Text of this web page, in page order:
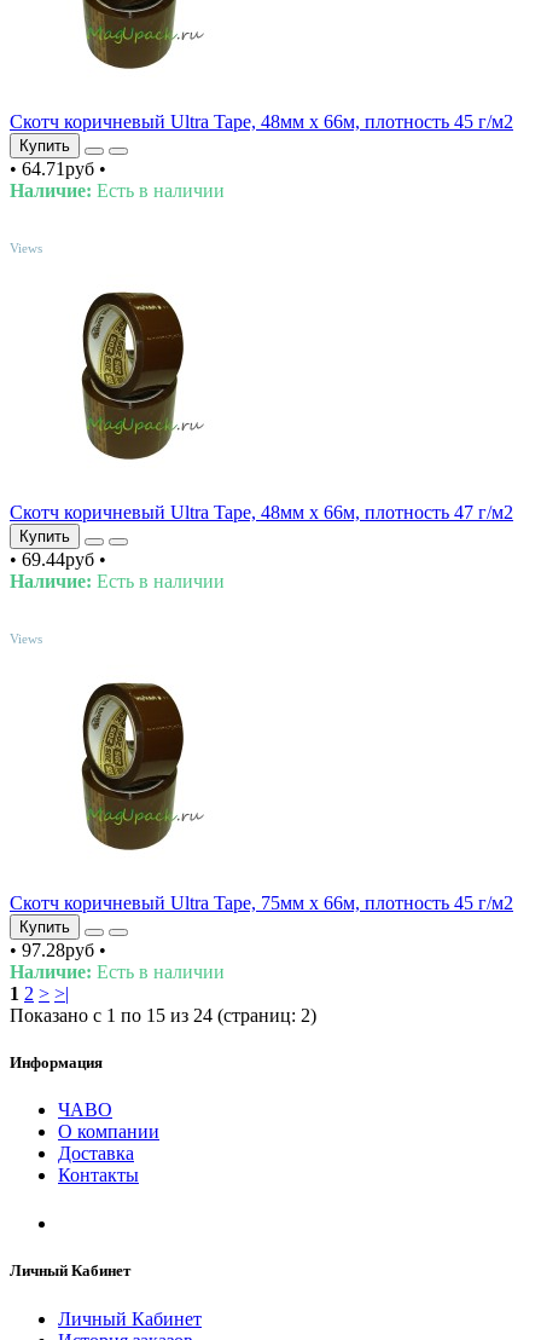
Скотч коричневый Ultra Tape, 48мм х 66м, плотность 45 г/м2
Купить
• 64.71руб •
Наличие: Есть в наличии
Views
Скотч коричневый Ultra Tape, 48мм х 66м, плотность 47 г/м2
Купить
• 69.44руб •
Наличие: Есть в наличии
Views
Скотч коричневый Ultra Tape, 75мм х 66м, плотность 45 г/м2
Купить
• 97.28руб •
Наличие: Есть в наличии
1 2 > >|
Показано с 1 по 15 из 24 (страниц: 2)
Информация
ЧАВО
О компании
Доставка
Контакты
Личный Кабинет
Личный Кабинет